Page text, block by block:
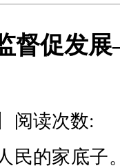
督促发
阅读次数:
民的家底子